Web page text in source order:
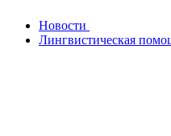
Новости
Лингвистическая